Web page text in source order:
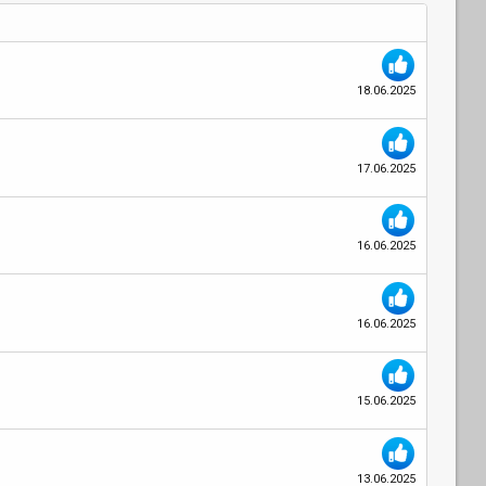
18.06.2025
17.06.2025
16.06.2025
16.06.2025
15.06.2025
13.06.2025